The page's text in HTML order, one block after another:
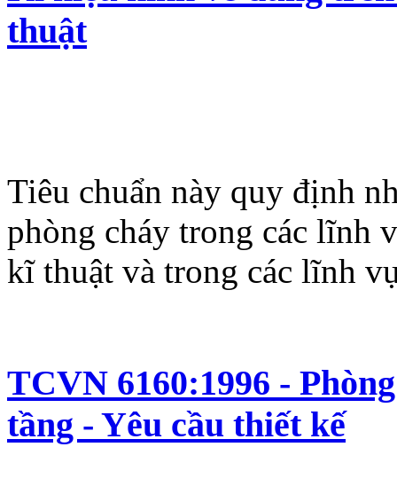
thuật
Tiêu chuẩn này quy định
phòng cháy trong các lĩnh
kĩ thuật và trong các lĩnh
TCVN 6160:1996 -
tầng - Yêu cầu thiết kế